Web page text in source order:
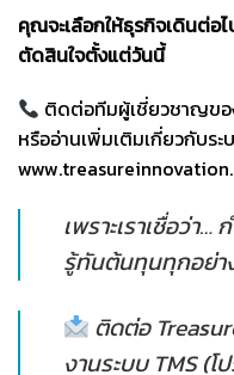
คุณจะเลือกให้ธุรกิจเดินต่อ
ตัดสินใจตั้งแต่วันนี้
ติดต่อทีมผู้เชี่ยวชาญขอ
หรืออ่านเพิ่มเติมเกี่ยวกับระ
เพราะเราเชื่อว่า
รู้ทันต้นทุนทุกอย่า
ติดต่อ
งานระบบ TMS (